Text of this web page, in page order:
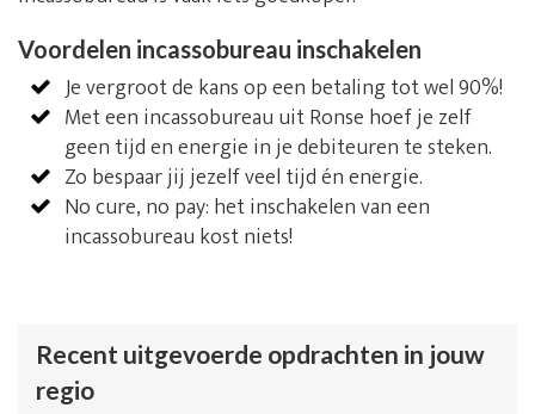
Voordelen incassobureau inschakelen
Je vergroot de kans op een betaling tot wel 90%!
Met een incassobureau uit Ronse hoef je zelf
geen tijd en energie in je debiteuren te steken.
Zo bespaar jij jezelf veel tijd én energie.
No cure, no pay: het inschakelen van een
incassobureau kost niets!
Recent uitgevoerde opdrachten in jouw
regio